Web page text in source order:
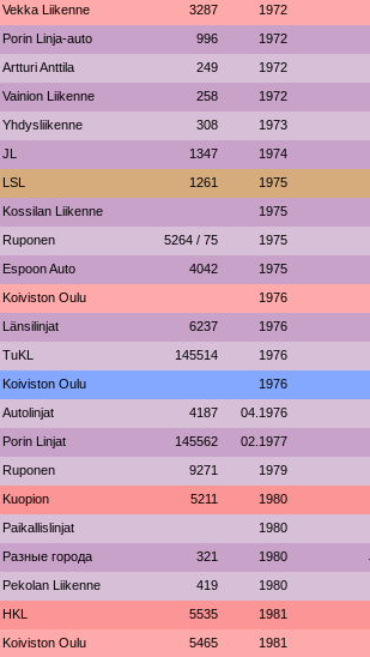
Vekka Liikenne 3287 1972
Porin Linja-auto 996 1972
Artturi Anttila 249 1972
Vainion Liikenne 258 1972
Yhdysliikenne 308 1973
JL 1347 1974
LSL 1261 1975
Kossilan Liikenne 1975
Ruponen 5264 / 75 1975
Espoon Auto 4042 1975
Koiviston Oulu 1976
Länsilinjat 6237 1976
TuKL 145514 1976
Koiviston Oulu 1976
Autolinjat 4187 04.1976
Porin Linjat 145562 02.1977
Ruponen 9271 1979
Kuopion 5211 1980
Paikallislinjat 1980
Разные города 321 1980
Pekolan Liikenne 419 1980
HKL 5535 1981
Koiviston Oulu 5465 1981